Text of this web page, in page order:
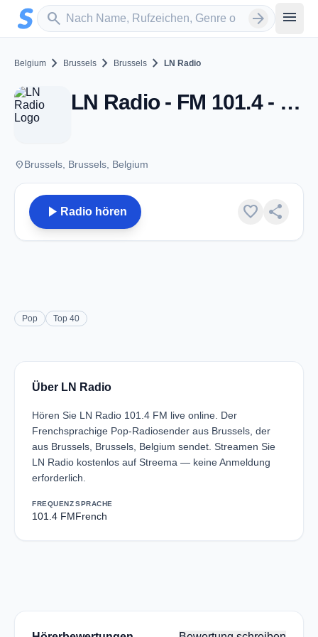
Zum Hauptinhalt springen
search
Sender suchen arrow_forward menu
Belgium chevron_right Brussels chevron_right Brussels chevron_right LN Radio
LN Radio - FM 101.4 - Brussels
placeBrussels, Brussels, Belgium
play_arrow Radio hören favorite share
Pop Top 40
Über LN Radio
Hören Sie LN Radio 101.4 FM live online. Der
Frenchsprachige Pop-Radiosender aus Brussels, der
aus Brussels, Brussels, Belgium sendet. Streamen Sie
LN Radio kostenlos auf Streema — keine Anmeldung
erforderlich.
FREQUENZ
101.4 FM
SPRACHE
French